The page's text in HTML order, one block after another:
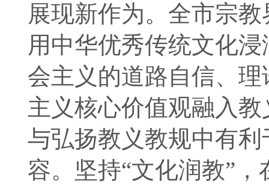
展现新作为。全市宗
用中华优秀传统文化
会主义的道路自信、
主义核心价值观融入
与弘扬教义教规中有
容。坚持“文化润教”